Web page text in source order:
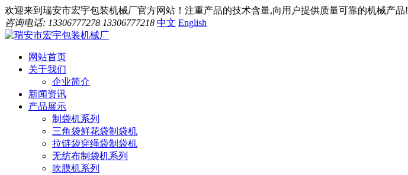
欢迎来到瑞安市宏宇包装机械厂官方网站！注重产品的技术含量,向用户提供质量可靠的机械产品!
咨询电话: 13306777278 13306777218 中文 English
网站首页
关于我们
企业简介
新闻资讯
产品展示
制袋机系列
三角袋鲜花袋制袋机
拉链袋穿绳袋制袋机
无纺布制袋机系列
吹膜机系列